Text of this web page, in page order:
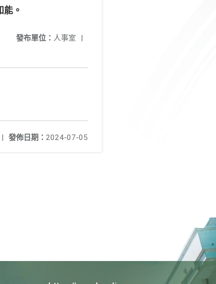
。
發布單位： 人事室 |
發佈日期： 2024-07-05
|